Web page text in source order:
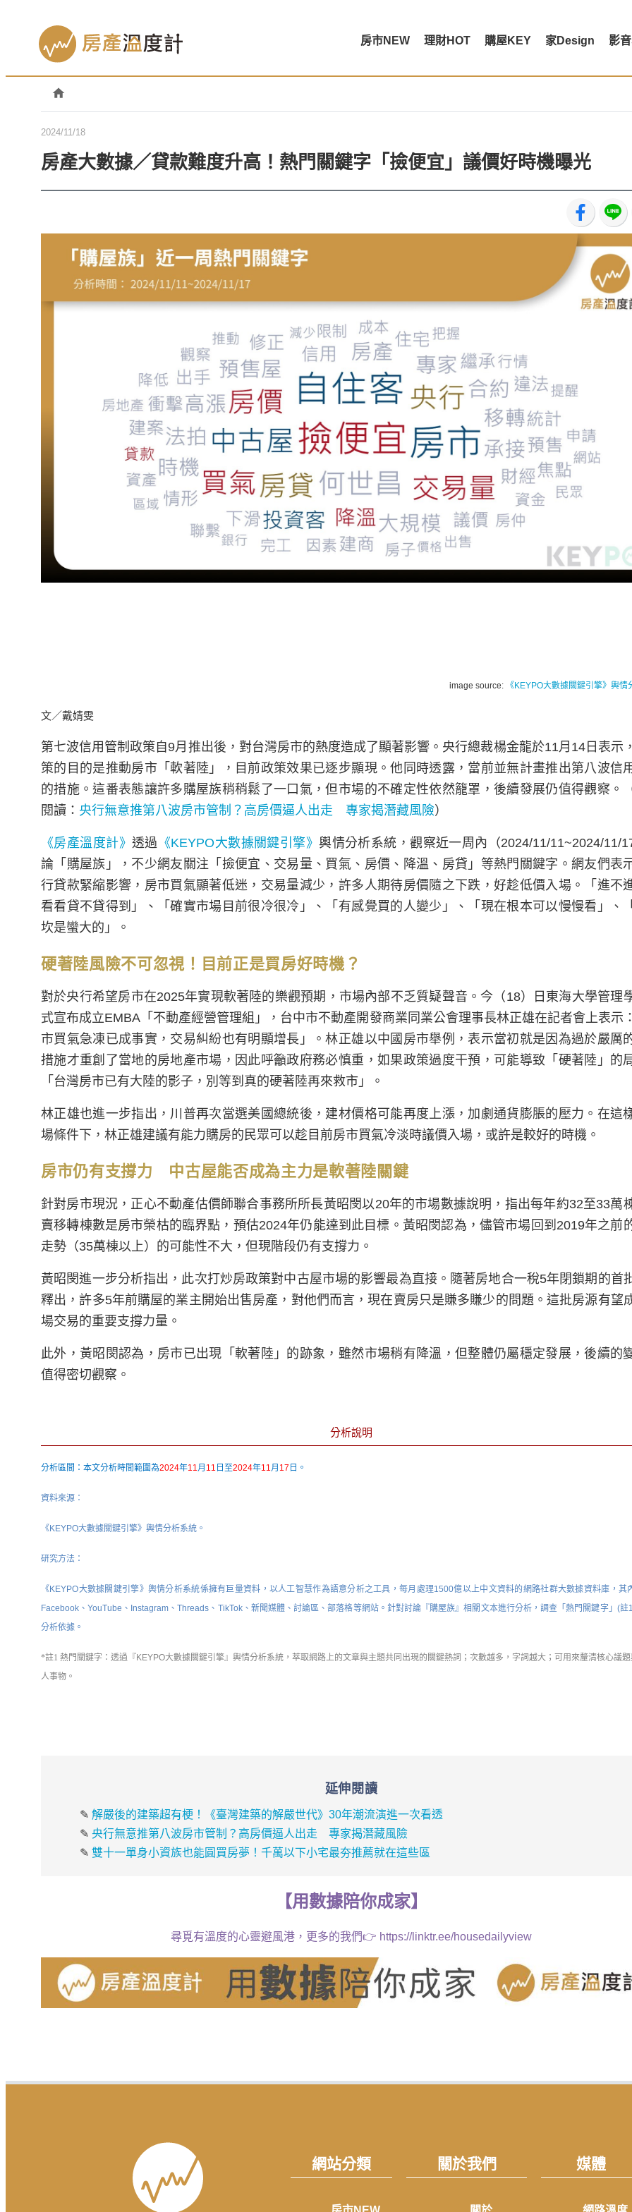
房市NEW 理財HOT 購屋KEY 家Design 影
2024/11/18
房產大數據／貸款難度升高！熱門關鍵字「撿便宜」議價好時機曝光
image source: 《KEYPO大數據關鍵引擎》輿情
文／戴婧雯
第七波信用管制政策自9月推出後，對台灣房市的熱度造成了顯著影響。央行總裁楊金龍於11月14日表示
策的目的是推動房市「軟著陸」，目前政策效果已逐步顯現。他同時透露，當前並無計畫推出第八波信
的措施。這番表態讓許多購屋族稍稍鬆了一口氣，但市場的不確定性依然籠罩，後續發展仍值得觀察。
閱讀： 央行無意推第八波房市管制？高房價逼人出走 專家揭潛藏風險）
《房產溫度計》 透過 《KEYPO大數據關鍵引擎》輿情分析系統，觀察近一周內（2024/11/11~2024/11/
論「購屋族」，不少網友關注「撿便宜、交易量、買氣、房價、降溫、房貸」等熱門關鍵字。網友們表
行貸款緊縮影響，房市買氣顯著低迷，交易量減少，許多人期待房價隨之下跌，好趁低價入場。「進不
看看貸不貸得到」、「確實市場目前很冷很冷」、「有感覺買的人變少」、「現在根本可以慢慢看」、
坎是蠻大的」。
硬著陸風險不可忽視！目前正是買房好時機？
對於央行希望房市在2025年實現軟著陸的樂觀預期，市場內部不乏質疑聲音。今（18）日東海大學管理
式宣布成立EMBA「不動產經營管理組」，台中市不動產開發商業同業公會理事長林正雄在記者會上表示
市買氣急凍已成事實，交易糾紛也有明顯增長」。林正雄以中國房市舉例，表示當初就是因為過於嚴厲
措施才重創了當地的房地產市場，因此呼籲政府務必慎重，如果政策過度干預，可能導致「硬著陸」的
「台灣房市已有大陸的影子，別等到真的硬著陸再來救市」。
林正雄也進一步指出，川普再次當選美國總統後，建材價格可能再度上漲，加劇通貨膨脹的壓力。在這
場條件下，林正雄建議有能力購房的民眾可以趁目前房市買氣冷淡時議價入場，或許是較好的時機。
房市仍有支撐力 中古屋能否成為主力是軟著陸關鍵
針對房市現況，正心不動產估價師聯合事務所所長黃昭閔以20年的市場數據說明，指出每年約32至33萬
賣移轉棟數是房市榮枯的臨界點，預估2024年仍能達到此目標。黃昭閔認為，儘管市場回到2019年之前
走勢（35萬棟以上）的可能性不大，但現階段仍有支撐力。
黃昭閔進一步分析指出，此次打炒房政策對中古屋市場的影響最為直接。隨著房地合一稅5年閉鎖期的首
釋出，許多5年前購屋的業主開始出售房產，對他們而言，現在賣房只是賺多賺少的問題。這批房源有望
場交易的重要支撐力量。
此外，黃昭閔認為，房市已出現「軟著陸」的跡象，雖然市場稍有降溫，但整體仍屬穩定發展，後續的
值得密切觀察。
分析說明
分析區間：本文分析時間範圍為2024年11月 11 日至2024年11月 17 日。
資料來源：
《KEYPO大數據關鍵引擎》輿情分析系統。
研究方法：
《KEYPO大數據關鍵引擎》輿情分析系統係擁有巨量資料，以人工智慧作為語意分析之工具，每月處理1500億以上中文資料的網路社群大數據資料庫，其
Facebook、YouTube、Instagram、Threads、TikTok、新聞媒體、討論區、部落格等網站。針對討論『購屋族』相關文本進行分析，調查「熱門關鍵字 」(註
分析依據。
*註1 熱門關鍵字： 透過『KEYPO大數據關鍵引擎』 輿情分析系統 ，萃取網路上的文章與主題共同出現的關鍵熱詞；次數越多，字詞越大；可用來釐清核心議
人事物。
延伸閱讀
✎ 解嚴後的建築超有梗！《臺灣建築的解嚴世代》30年潮流演進一次看透
✎ 央行無意推第八波房市管制？高房價逼人出走 專家揭潛藏風險
✎ 雙十一單身小資族也能圓買房夢！千萬以下小宅最夯推薦就在這些區
【用數據陪你成家】
尋覓有溫度的心靈避風港，更多的我們👉 https://linktr.ee/housedailyview
網站分類 關於我們 媒體